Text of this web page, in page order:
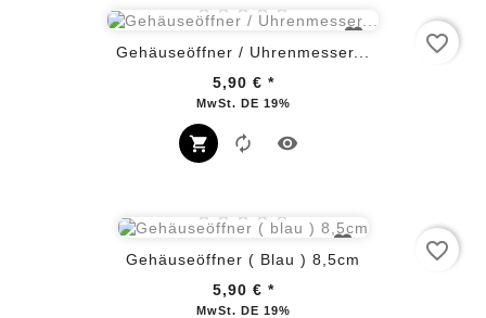
Gehäuseöffner / Uhrenmesser...
5,90 € *
MwSt. DE 19%Preis
favorite_border
Gehäuseöffner ( Blau ) 8,5cm
5,90 € *
MwSt. DE 19%Preis
favorite_border